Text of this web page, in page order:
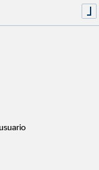
/
plazos: anual,